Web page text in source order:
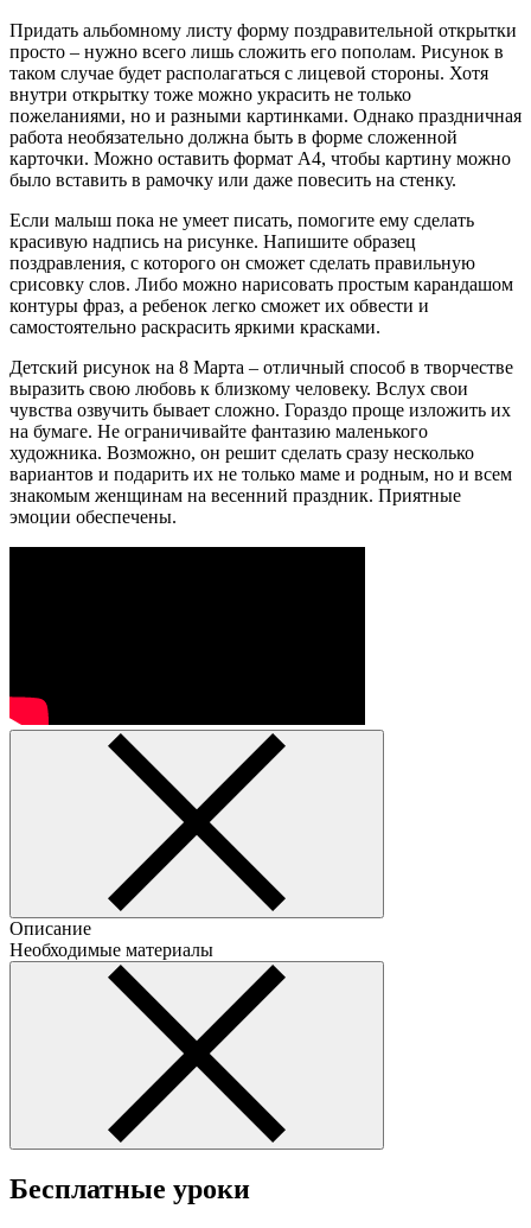
Придать альбомному листу форму поздравительной открытки
просто – нужно всего лишь сложить его пополам. Рисунок в
таком случае будет располагаться с лицевой стороны. Хотя
внутри открытку тоже можно украсить не только
пожеланиями, но и разными картинками. Однако праздничная
работа необязательно должна быть в форме сложенной
карточки. Можно оставить формат А4, чтобы картину можно
было вставить в рамочку или даже повесить на стенку.
Если малыш пока не умеет писать, помогите ему сделать
красивую надпись на рисунке. Напишите образец
поздравления, с которого он сможет сделать правильную
срисовку слов. Либо можно нарисовать простым карандашом
контуры фраз, а ребенок легко сможет их обвести и
самостоятельно раскрасить яркими красками.
Детский рисунок на 8 Марта – отличный способ в творчестве
выразить свою любовь к близкому человеку. Вслух свои
чувства озвучить бывает сложно. Гораздо проще изложить их
на бумаге. Не ограничивайте фантазию маленького
художника. Возможно, он решит сделать сразу несколько
вариантов и подарить их не только маме и родным, но и всем
знакомым женщинам на весенний праздник. Приятные
эмоции обеспечены.
Описание
Необходимые материалы
Бесплатные уроки